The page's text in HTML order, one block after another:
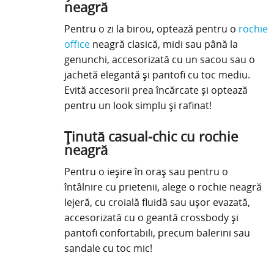
neagră
Pentru o zi la birou, optează pentru o rochie
officeneagră clasică, midi sau până la
genunchi, accesorizată cu un sacou sau o
jachetă elegantă și pantofi cu toc mediu.
Evită accesorii prea încărcate și optează
pentru un look simplu și rafinat!
Ținută casual-chic cu rochie
neagră
Pentru o ieșire în oraș sau pentru o
întâlnire cu prietenii, alege o rochie neagră
lejeră, cu croială fluidă sau ușor evazată,
accesorizată cu o geantă crossbody și
pantofi confortabili, precum balerini sau
sandale cu toc mic!